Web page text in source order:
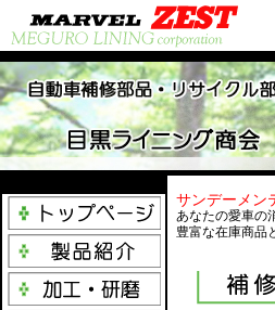
サンデーメン
あなたの愛車の
豊富な在庫商品